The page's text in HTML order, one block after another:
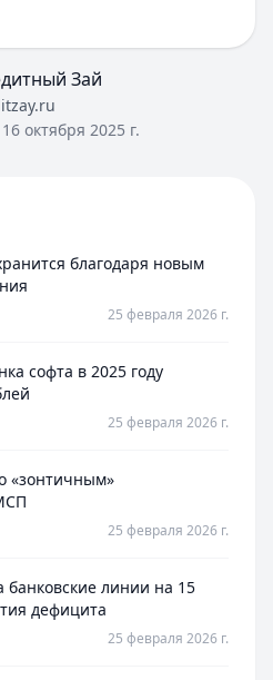
Зай
16 октября 2025 г.
благодаря новым
25 февраля 2026 г.
софта в 2025 году
25 февраля 2026 г.
«зонтичным»
25 февраля 2026 г.
банковские линии на 15
дефицита
25 февраля 2026 г.